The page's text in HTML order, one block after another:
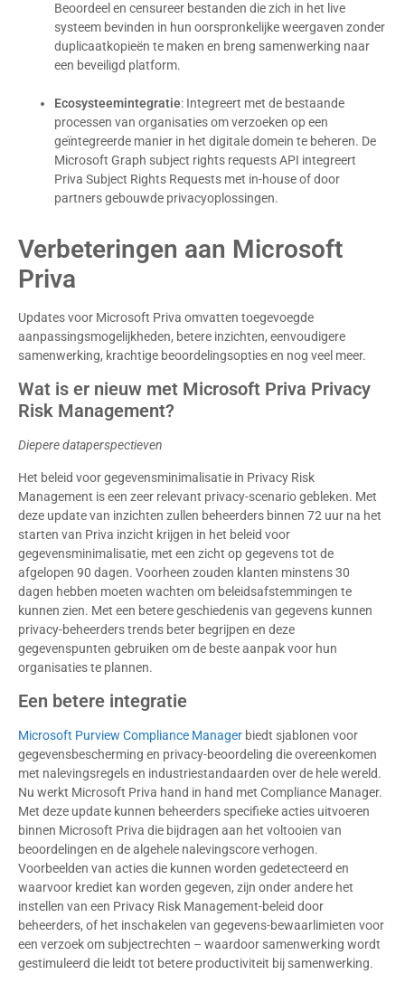
Beoordeel en censureer bestanden die zich in het live
systeem bevinden in hun oorspronkelijke weergaven zonder
duplicaatkopieën te maken en breng samenwerking naar
een beveiligd platform.
Ecosysteemintegratie: Integreert met de bestaande
processen van organisaties om verzoeken op een
geïntegreerde manier in het digitale domein te beheren. De
Microsoft Graph subject rights requests API integreert
Priva Subject Rights Requests met in-house of door
partners gebouwde privacyoplossingen.
Verbeteringen aan Microsoft
Priva
Updates voor Microsoft Priva omvatten toegevoegde
aanpassingsmogelijkheden, betere inzichten, eenvoudigere
samenwerking, krachtige beoordelingsopties en nog veel meer.
Wat is er nieuw met Microsoft Priva Privacy
Risk Management?
Diepere dataperspectieven
Het beleid voor gegevensminimalisatie in Privacy Risk
Management is een zeer relevant privacy-scenario gebleken. Met
deze update van inzichten zullen beheerders binnen 72 uur na het
starten van Priva inzicht krijgen in het beleid voor
gegevensminimalisatie, met een zicht op gegevens tot de
afgelopen 90 dagen. Voorheen zouden klanten minstens 30
dagen hebben moeten wachten om beleidsafstemmingen te
kunnen zien. Met een betere geschiedenis van gegevens kunnen
privacy-beheerders trends beter begrijpen en deze
gegevenspunten gebruiken om de beste aanpak voor hun
organisaties te plannen.
Een betere integratie
Microsoft Purview Compliance Manager biedt sjablonen voor
gegevensbescherming en privacy-beoordeling die overeenkomen
met nalevingsregels en industriestandaarden over de hele wereld.
Nu werkt Microsoft Priva hand in hand met Compliance Manager.
Met deze update kunnen beheerders specifieke acties uitvoeren
binnen Microsoft Priva die bijdragen aan het voltooien van
beoordelingen en de algehele nalevingscore verhogen.
Voorbeelden van acties die kunnen worden gedetecteerd en
waarvoor krediet kan worden gegeven, zijn onder andere het
instellen van een Privacy Risk Management-beleid door
beheerders, of het inschakelen van gegevens-bewaarlimieten voor
een verzoek om subjectrechten – waardoor samenwerking wordt
gestimuleerd die leidt tot betere productiviteit bij samenwerking.